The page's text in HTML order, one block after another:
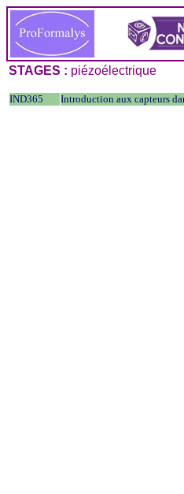
STAGES : piézoélectrique
IND365 Introduction aux capteurs